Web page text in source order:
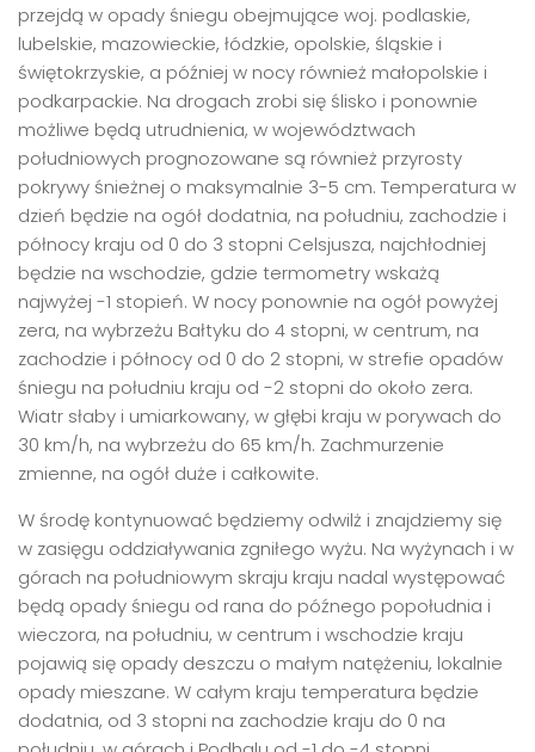
przejdą w opady śniegu obejmujące woj. podlaskie,
lubelskie, mazowieckie, łódzkie, opolskie, śląskie i
świętokrzyskie, a później w nocy również małopolskie i
podkarpackie. Na drogach zrobi się ślisko i ponownie
możliwe będą utrudnienia, w województwach
południowych prognozowane są również przyrosty
pokrywy śnieżnej o maksymalnie 3-5 cm. Temperatura w
dzień będzie na ogół dodatnia, na południu, zachodzie i
północy kraju od 0 do 3 stopni Celsjusza, najchłodniej
będzie na wschodzie, gdzie termometry wskażą
najwyżej -1 stopień. W nocy ponownie na ogół powyżej
zera, na wybrzeżu Bałtyku do 4 stopni, w centrum, na
zachodzie i północy od 0 do 2 stopni, w strefie opadów
śniegu na południu kraju od -2 stopni do około zera.
Wiatr słaby i umiarkowany, w głębi kraju w porywach do
30 km/h, na wybrzeżu do 65 km/h. Zachmurzenie
zmienne, na ogół duże i całkowite.
W środę kontynuować będziemy odwilż i znajdziemy się
w zasięgu oddziaływania zgniłego wyżu. Na wyżynach i w
górach na południowym skraju kraju nadal występować
będą opady śniegu od rana do późnego popołudnia i
wieczora, na południu, w centrum i wschodzie kraju
pojawią się opady deszczu o małym natężeniu, lokalnie
opady mieszane. W całym kraju temperatura będzie
dodatnia, od 3 stopni na zachodzie kraju do 0 na